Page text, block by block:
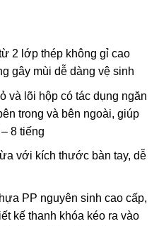
2 lớp thép không gỉ cao
gây mùi dễ dàng vệ sinh
và lõi hộp có tác dụng ngăn
trong và bên ngoài, giúp
8 tiếng
với kích thước bàn tay, dễ
PP nguyên sinh cao cấp,
kế thanh khóa kéo ra vào